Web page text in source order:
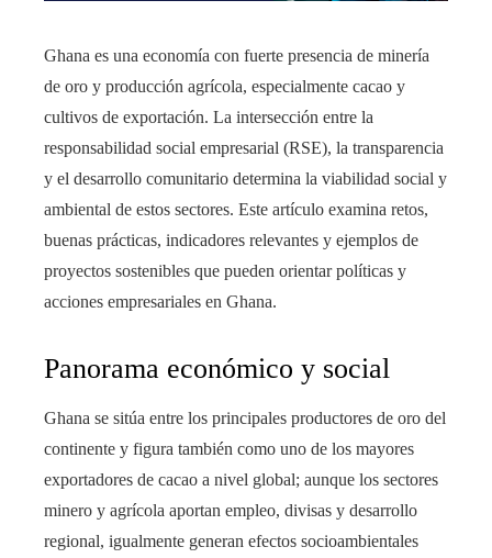
Ghana es una economía con fuerte presencia de minería
de oro y producción agrícola, especialmente cacao y
cultivos de exportación. La intersección entre la
responsabilidad social empresarial (RSE), la transparencia
y el desarrollo comunitario determina la viabilidad social y
ambiental de estos sectores. Este artículo examina retos,
buenas prácticas, indicadores relevantes y ejemplos de
proyectos sostenibles que pueden orientar políticas y
acciones empresariales en Ghana.
Panorama económico y social
Ghana se sitúa entre los principales productores de oro del
continente y figura también como uno de los mayores
exportadores de cacao a nivel global; aunque los sectores
minero y agrícola aportan empleo, divisas y desarrollo
regional, igualmente generan efectos socioambientales